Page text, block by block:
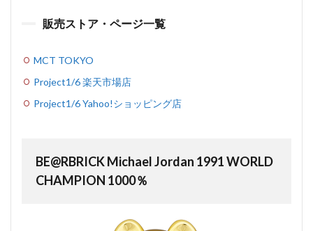
販売ストア・ページ一覧
MCT TOKYO
Project1/6 楽天市場店
Project1/6 Yahoo!ショッピング店
BE@RBRICK Michael Jordan 1991 WORLD
CHAMPION 1000％